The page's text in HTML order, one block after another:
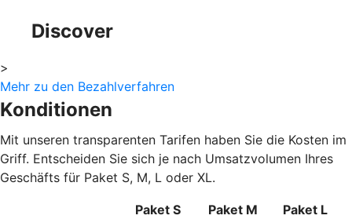
Discover
>
Mehr zu den Bezahlverfahren
Konditionen
Mit unseren transparenten Tarifen haben Sie die Kosten im
Griff. Entscheiden Sie sich je nach Umsatzvolumen Ihres
Geschäfts für Paket S, M, L oder XL.
Paket S Paket M
Paket L